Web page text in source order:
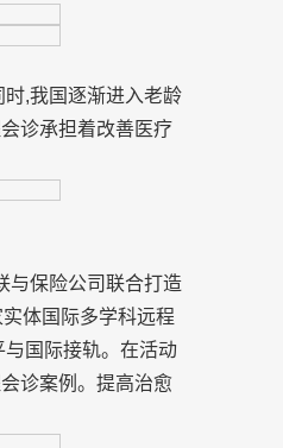
,我国逐渐进入老龄
诊承担着改善医疗
与保险公司联合打造
体国际多学科远程
国际接轨。在活动
诊案例。提高治愈